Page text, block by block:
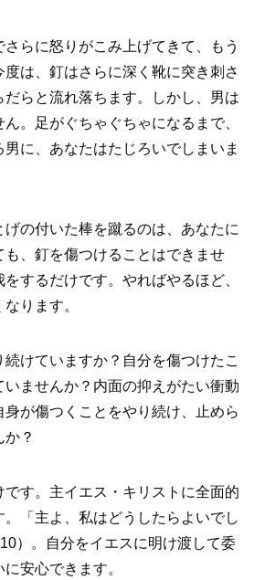
らに怒りがこみ上げてきて、もう
は、釘はさらに深く靴に突き刺さ
だらと流れ落ちます。しかし、男は
。足がぐちゃぐちゃになるまで、
に、あなたはたじろいでしまいま
の付いた棒を蹴るのは、あなたに
も、釘を傷つけることはできませ
するだけです。やればやるほど、
ります。
けていますか？自分を傷つけたこ
いませんか？内面の抑えがたい衝動
が傷つくことをやり続け、止めら
？
です。主イエス・キリストに全面的
「主よ、私はどうしたらよいでし
）。自分をイエスに明け渡して委
安心できます。